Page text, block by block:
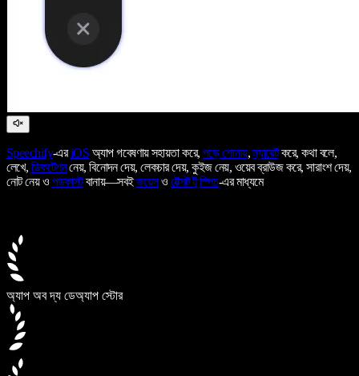
Speechify-এরiOS অ্যাপ গবেষণায় সহায়তা করে, পড়ে শোনায়,ন্যারেটকরে, কথা বলে,
লেখে, ডিকটেশননেয়, বিনোদন দেয়, লেকচার দেয়, কুইজ নেয়, ওয়েব ব্রাউজ করে, সারাংশ দেয়,
নোট নেয় ও পডকাস্টবানায়—সবইভয়েসও টেক্সট টু স্পিচ-এর মাধ্যমে
অ্যাপ অব দ্য ডেঅ্যাপ স্টোর